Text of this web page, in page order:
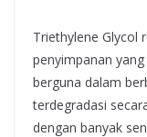
Triethylene Glycol
penyimpanan
berguna dalam
terdegradasi
dengan banyak